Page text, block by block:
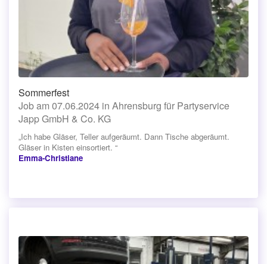
Sommerfest
Job am 07.06.2024 in Ahrensburg für Partyservice
Japp GmbH & Co. KG
„Ich habe Gläser, Teller aufgeräumt. Dann Tische abgeräumt.
Gläser in Kisten einsortiert. “
Emma-Christiane